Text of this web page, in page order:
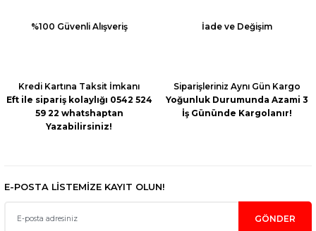
Ürün bilgilerinde hatalar bulunuyor.
%100 Güvenli Alışveriş İade ve Değişim
Kredi Kartına Taksit İmkanı
Eft ile sipariş kolaylığı 0542 524
59 22 whatshaptan
Yazabilirsiniz!
Siparişleriniz Aynı Gün Kargo
Yoğunluk Durumunda Azami 3
İş Gününde Kargolanır!
E-POSTA LİSTEMİZE KAYIT OLUN!
GÖNDER